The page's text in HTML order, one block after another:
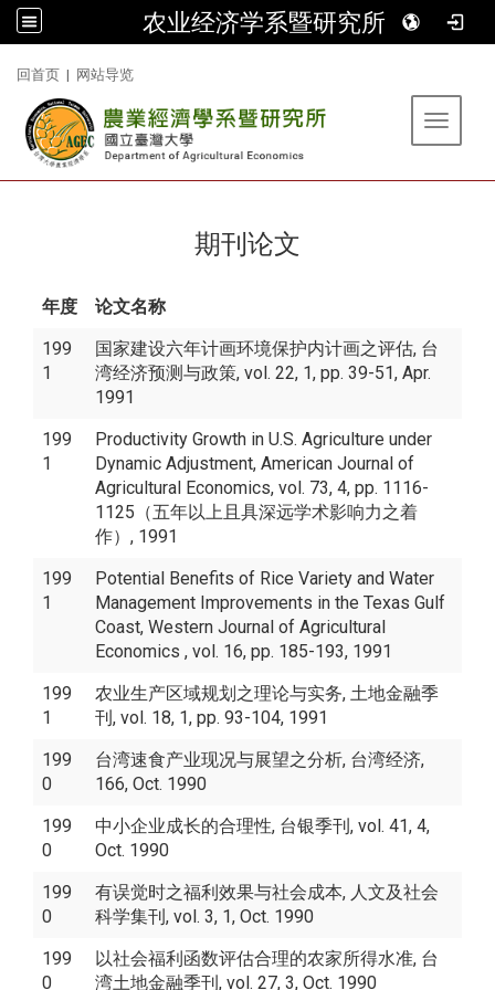
农业经济学系暨研究所
回首页 | 网站导览
Toggle
期刊论文
年度
论文名称
199
1
国家建设六年计画环境保护内计画之评估, 台
湾经济预测与政策, vol. 22, 1, pp. 39-51, Apr.
1991
199
1
Productivity Growth in U.S. Agriculture under
Dynamic Adjustment, American Journal of
Agricultural Economics, vol. 73, 4, pp. 1116-
1125（五年以上且具深远学术影响力之着
作）, 1991
199
1
Potential Benefits of Rice Variety and Water
Management Improvements in the Texas Gulf
Coast, Western Journal of Agricultural
Economics , vol. 16, pp. 185-193, 1991
199
1
农业生产区域规划之理论与实务, 土地金融季
刊, vol. 18, 1, pp. 93-104, 1991
199
0
台湾速食产业现况与展望之分析, 台湾经济,
166, Oct. 1990
199
0
中小企业成长的合理性, 台银季刊, vol. 41, 4,
Oct. 1990
199
0
有误觉时之福利效果与社会成本, 人文及社会
科学集刊, vol. 3, 1, Oct. 1990
199
0
以社会福利函数评估合理的农家所得水准, 台
湾土地金融季刊, vol. 27, 3, Oct. 1990